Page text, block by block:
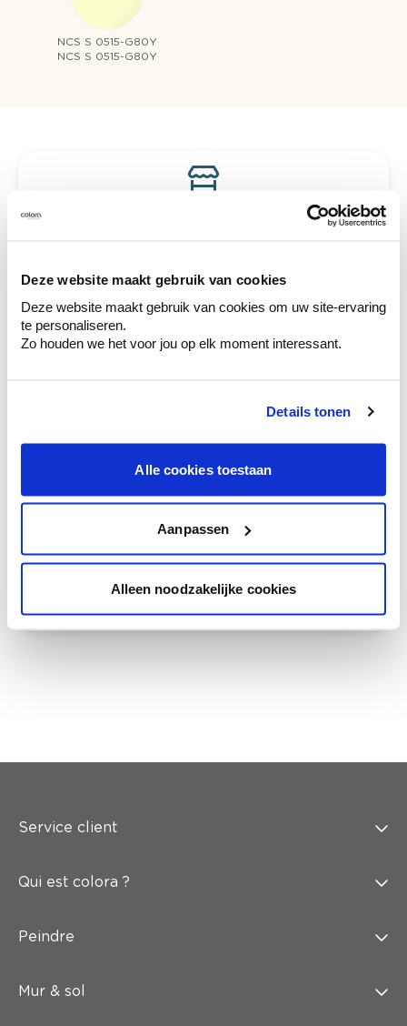
Deze website maakt gebruik van cookies
Deze website maakt gebruik van cookies om uw site-ervaring
te personaliseren.
Zo houden we het voor jou op elk moment interessant.
Details tonen
Alle cookies toestaan
Aanpassen
Alleen noodzakelijke cookies
NCS S 0515-G80Y
NCS S 0515-G80Y
Voyez votre couleur en magasin
Découvrez des échantillons de votre
Voyez les nuances assorties pour affiner
Obtenez des conseils personnalisés sur la
combinaison de couleurs.
Faites le tour de vos pièces avec l'expert
Obtenez un conseil couleur en fonction de
l'éclairage et de votre mobilier.
Service client
Qui est colora ?
Peindre
Mur & sol